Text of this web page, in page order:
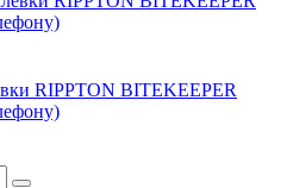
RIPPTON BITEKEEPER